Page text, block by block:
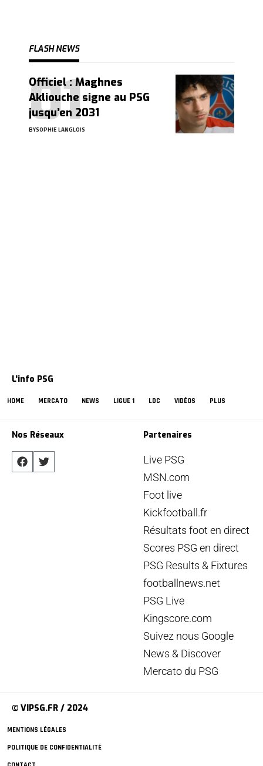
FLASH NEWS
Officiel : Maghnes
Akliouche signe au PSG
jusqu’en 2031
BYSOPHIE LANGLOIS
L'info PSG
HOME MERCATO NEWS LIGUE 1 LDC VIDÉOS PLUS
Nos Réseaux Partenaires
Live PSG
MSN.com
Foot live
Kickfootball.fr
Résultats foot en direct
Scores PSG en direct
PSG Results & Fixtures
footballnews.net
PSG Live
Kingscore.com
Suivez nous Google
News & Discover
Mercato du PSG
© VIPSG.FR / 2024
MENTIONS LÉGALES
POLITIQUE DE CONFIDENTIALITÉ